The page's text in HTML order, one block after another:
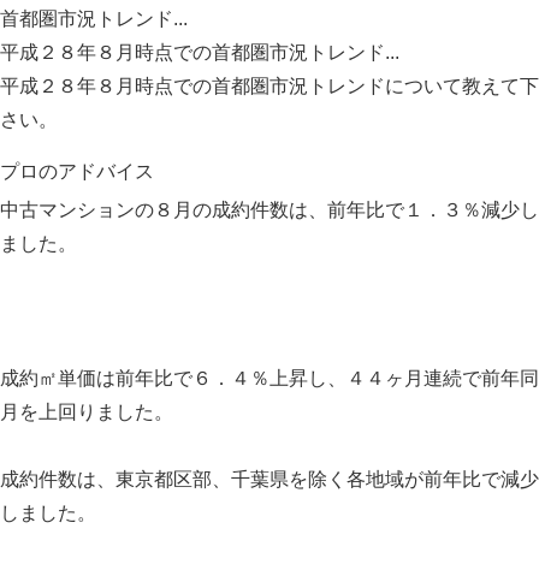
首都圏市況トレンド...
平成２８年８月時点での首都圏市況トレンド...
平成２８年８月時点での首都圏市況トレンドについて教えて下
さい。
プロのアドバイス
中古マンションの８月の成約件数は、前年比で１．３％減少し
ました。
成約㎡単価は前年比で６．４％上昇し、４４ヶ月連続で前年同
月を上回りました。
成約件数は、東京都区部、千葉県を除く各地域が前年比で減少
しました。